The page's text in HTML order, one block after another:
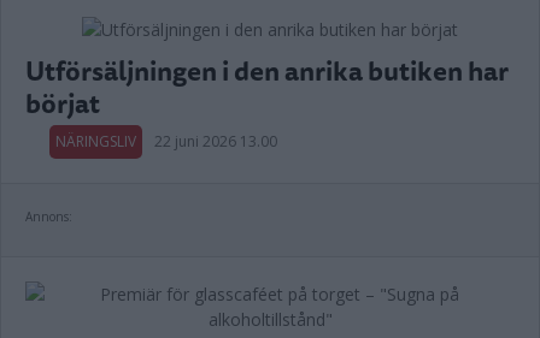
Utförsäljningen i den anrika butiken har
börjat
NÄRINGSLIV 22 juni 2026 13.00
Annons: